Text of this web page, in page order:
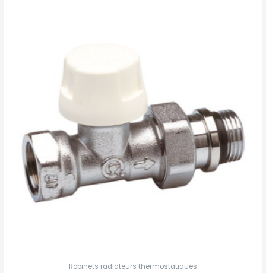
Robinets radiateurs thermostatiques